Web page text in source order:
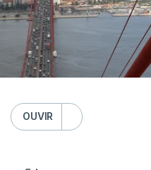
OUVIR